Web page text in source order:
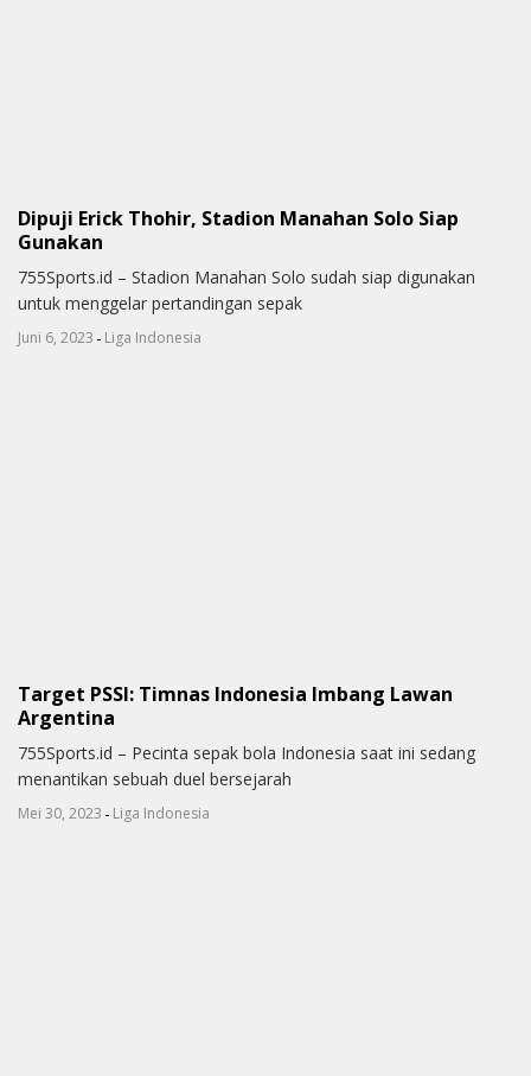
Dipuji Erick Thohir, Stadion Manahan Solo Siap
Gunakan
755Sports.id – Stadion Manahan Solo sudah siap digunakan
untuk menggelar pertandingan sepak
Juni 6, 2023 - Liga Indonesia
Target PSSI: Timnas Indonesia Imbang Lawan
Argentina
755Sports.id – Pecinta sepak bola Indonesia saat ini sedang
menantikan sebuah duel bersejarah
Mei 30, 2023 - Liga Indonesia